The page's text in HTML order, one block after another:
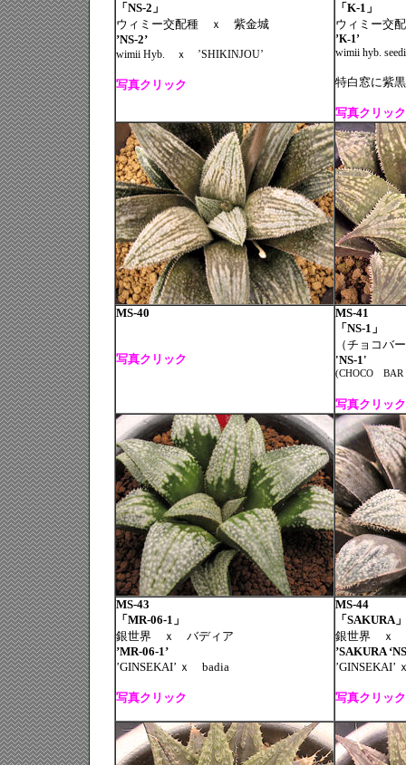
「NS-2」
ウィミー交配種 ｘ 紫金城
’NS-2’
wimii Hyb. ｘ ’SHIKINJOU’
写真クリック
「K-1」
ウィミー交
’K-1’
wimii hyb.
特白窓に紫
写真クリック
MS-40
写真クリック
MS-41
「NS-1」
（チョコバ
'NS-1'
(CHOCO BAR
写真クリック
MS-43
「MR-06-1」
銀世界 ｘ バディア
’MR-06-1’
’GINSEKAI’ ｘ badia
写真クリック
MS-44
「SAKURA
銀世界 ｘ
’SAKURA
’GINSEKAI’
写真クリック